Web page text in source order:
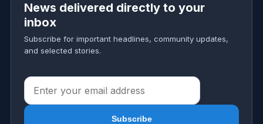
News delivered directly to your
inbox
Subscribe for important headlines, community updates,
and selected stories.